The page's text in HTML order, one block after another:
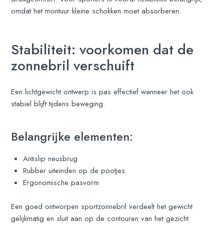
omdat het montuur kleine schokken moet absorberen.
Stabiliteit: voorkomen dat de
zonnebril verschuift
Een lichtgewicht ontwerp is pas effectief wanneer het ook
stabiel blijft tijdens beweging.
Belangrijke elementen:
Antislip neusbrug
Rubber uiteinden op de pootjes
Ergonomische pasvorm
Een goed ontworpen sportzonnebril verdeelt het gewicht
gelijkmatig en sluit aan op de contouren van het gezicht.